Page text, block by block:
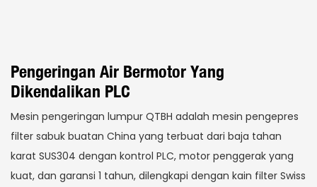
Pengeringan Air Bermotor Yang
Dikendalikan PLC
Mesin pengeringan lumpur QTBH adalah mesin pengepres
filter sabuk buatan China yang terbuat dari baja tahan
karat SUS304 dengan kontrol PLC, motor penggerak yang
kuat, dan garansi 1 tahun, dilengkapi dengan kain filter Swiss